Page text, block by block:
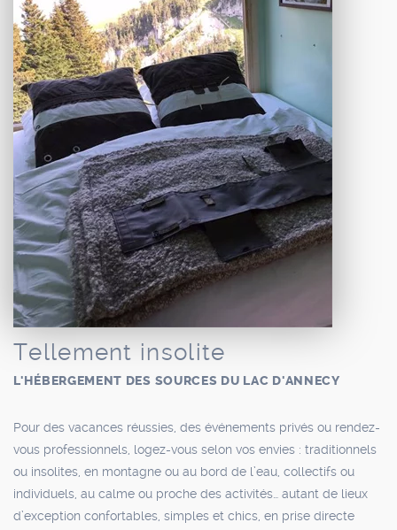
Tellement insolite
L'HÉBERGEMENT DES SOURCES DU LAC D'ANNECY
Pour des vacances réussies, des événements privés ou rendez-
vous professionnels, logez-vous selon vos envies : traditionnels
ou insolites, en montagne ou au bord de l’eau, collectifs ou
individuels, au calme ou proche des activités… autant de lieux
d’exception confortables, simples et chics, en prise directe